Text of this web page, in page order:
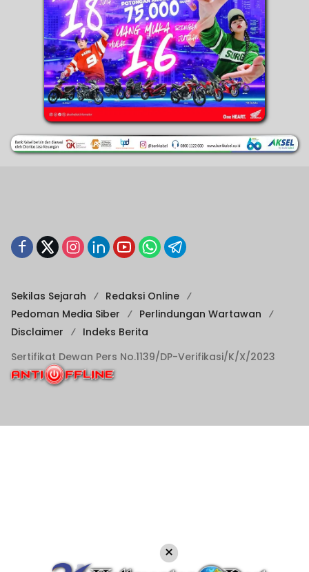
Sekilas Sejarah
Redaksi Online
Pedoman Media Siber
Perlindungan Wartawan
Disclaimer
Indeks Berita
Sertifikat Dewan Pers No.1139/DP-Verifikasi/K/X/2023
×